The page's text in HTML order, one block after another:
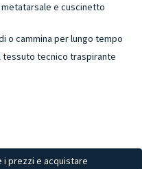
e cuscinetto
o cammina per lungo tempo
tessuto tecnico traspirante
prezzi e acquistare